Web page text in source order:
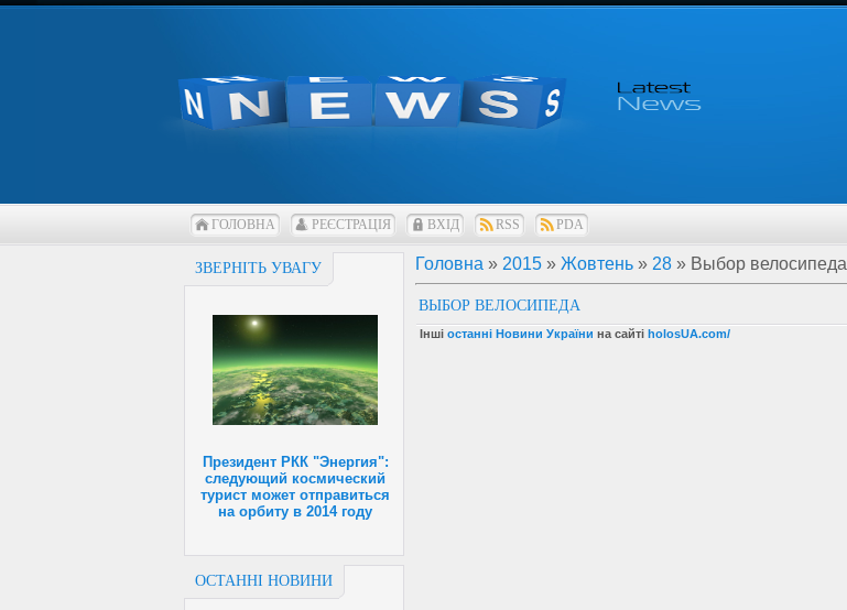
ГОЛОВНА РЕЄСТРАЦІЯ ВХІД RSS PDA
ЗВЕРНІТЬ УВАГУ
Президент РКК "Энергия":
следующий космический
турист может отправиться
на орбиту в 2014 году
ОСТАННІ НОВИНИ
Головна » 2015 » Жовтень » 28 » Выбор велосипеда
ВЫБОР ВЕЛОСИПЕДА
Інші останні Новини України на сайті holosUA.com/